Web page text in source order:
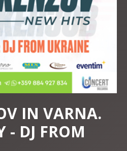
IN VARNA.
- DJ FROM